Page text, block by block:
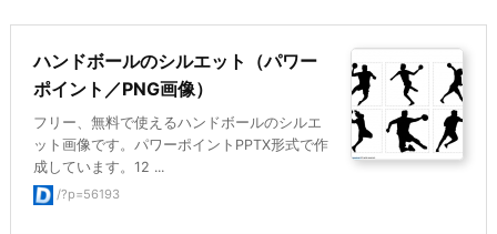
ハンドボールのシルエット（パワー
ポイント／PNG画像）
フリー、無料で使えるハンドボールのシルエ
ット画像です。パワーポイントPPTX形式で作
成しています。12 ...
/?p=56193